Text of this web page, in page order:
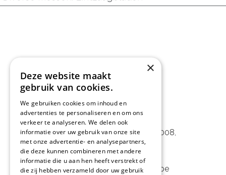
L&D Foodpartner BV
Noorwegenstraat 29D, Haven 8008,
9940 Evergem, BE
09 253 49 57- mail@delmo.be
×
Deze website maakt
gebruik van cookies.
We gebruiken cookies om inhoud en
advertenties te personaliseren en om ons
verkeer te analyseren. We delen ook
informatie over uw gebruik van onze site
met onze advertentie- en analysepartners,
die deze kunnen combineren met andere
informatie die u aan hen heeft verstrekt of
die zij hebben verzameld door uw gebruik